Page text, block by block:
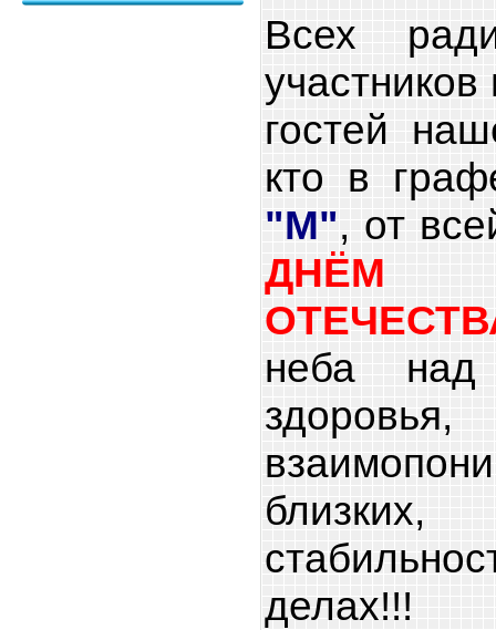
Всех
гостей
кто в
"М", от
ДНЁМ
неба над
делах!!!